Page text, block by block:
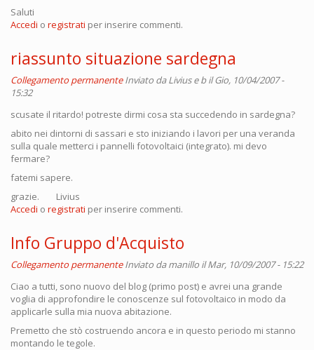
Saluti
Accedi o registrati per inserire commenti.
riassunto situazione sardegna
Collegamento permanente Inviato daLivius e bil Gio, 10/04/2007 -
15:32
scusate il ritardo! potreste dirmi cosa sta succedendo in sardegna?
abito nei dintorni di sassari e sto iniziando i lavori per una veranda
sulla quale metterci i pannelli fotovoltaici (integrato). mi devo
fermare?
fatemi sapere.
grazie. Livius
Accedi o registrati per inserire commenti.
Info Gruppo d'Acquisto
Collegamento permanente Inviato damanillo il Mar, 10/09/2007 - 15:22
Ciao a tutti, sono nuovo del blog (primo post) e avrei una grande
voglia di approfondire le conoscenze sul fotovoltaico in modo da
applicarle sulla mia nuova abitazione.
Premetto che stò costruendo ancora e in questo periodo mi stanno
montando le tegole.